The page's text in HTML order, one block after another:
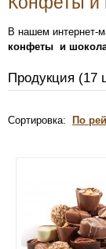
В нашем интернет-
конфеты и
Продукция (17
Сортировка: По